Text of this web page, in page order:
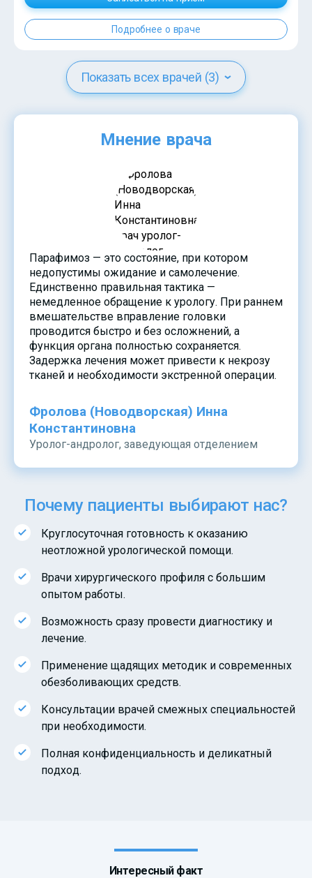
Подробнее о враче
Показать всех врачей (3)
Мнение врача
Парафимоз — это состояние, при котором
недопустимы ожидание и самолечение.
Единственно правильная тактика —
немедленное обращение к урологу. При раннем
вмешательстве вправление головки
проводится быстро и без осложнений, а
функция органа полностью сохраняется.
Задержка лечения может привести к некрозу
тканей и необходимости экстренной операции.
Фролова (Новодворская) Инна
Константиновна
Уролог-андролог, заведующая отделением
Почему пациенты выбирают нас?
Круглосуточная готовность к оказанию
неотложной урологической помощи.
Врачи хирургического профиля с большим
опытом работы.
Возможность сразу провести диагностику и
лечение.
Применение щадящих методик и современных
обезболивающих средств.
Консультации врачей смежных специальностей
при необходимости.
Полная конфиденциальность и деликатный
подход.
Интересный факт